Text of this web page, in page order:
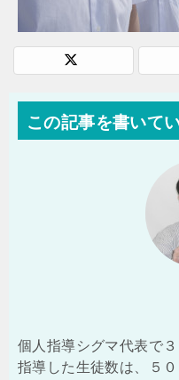
この記事を書いて
個人指導シグマ代表で
指導した生徒数は、５